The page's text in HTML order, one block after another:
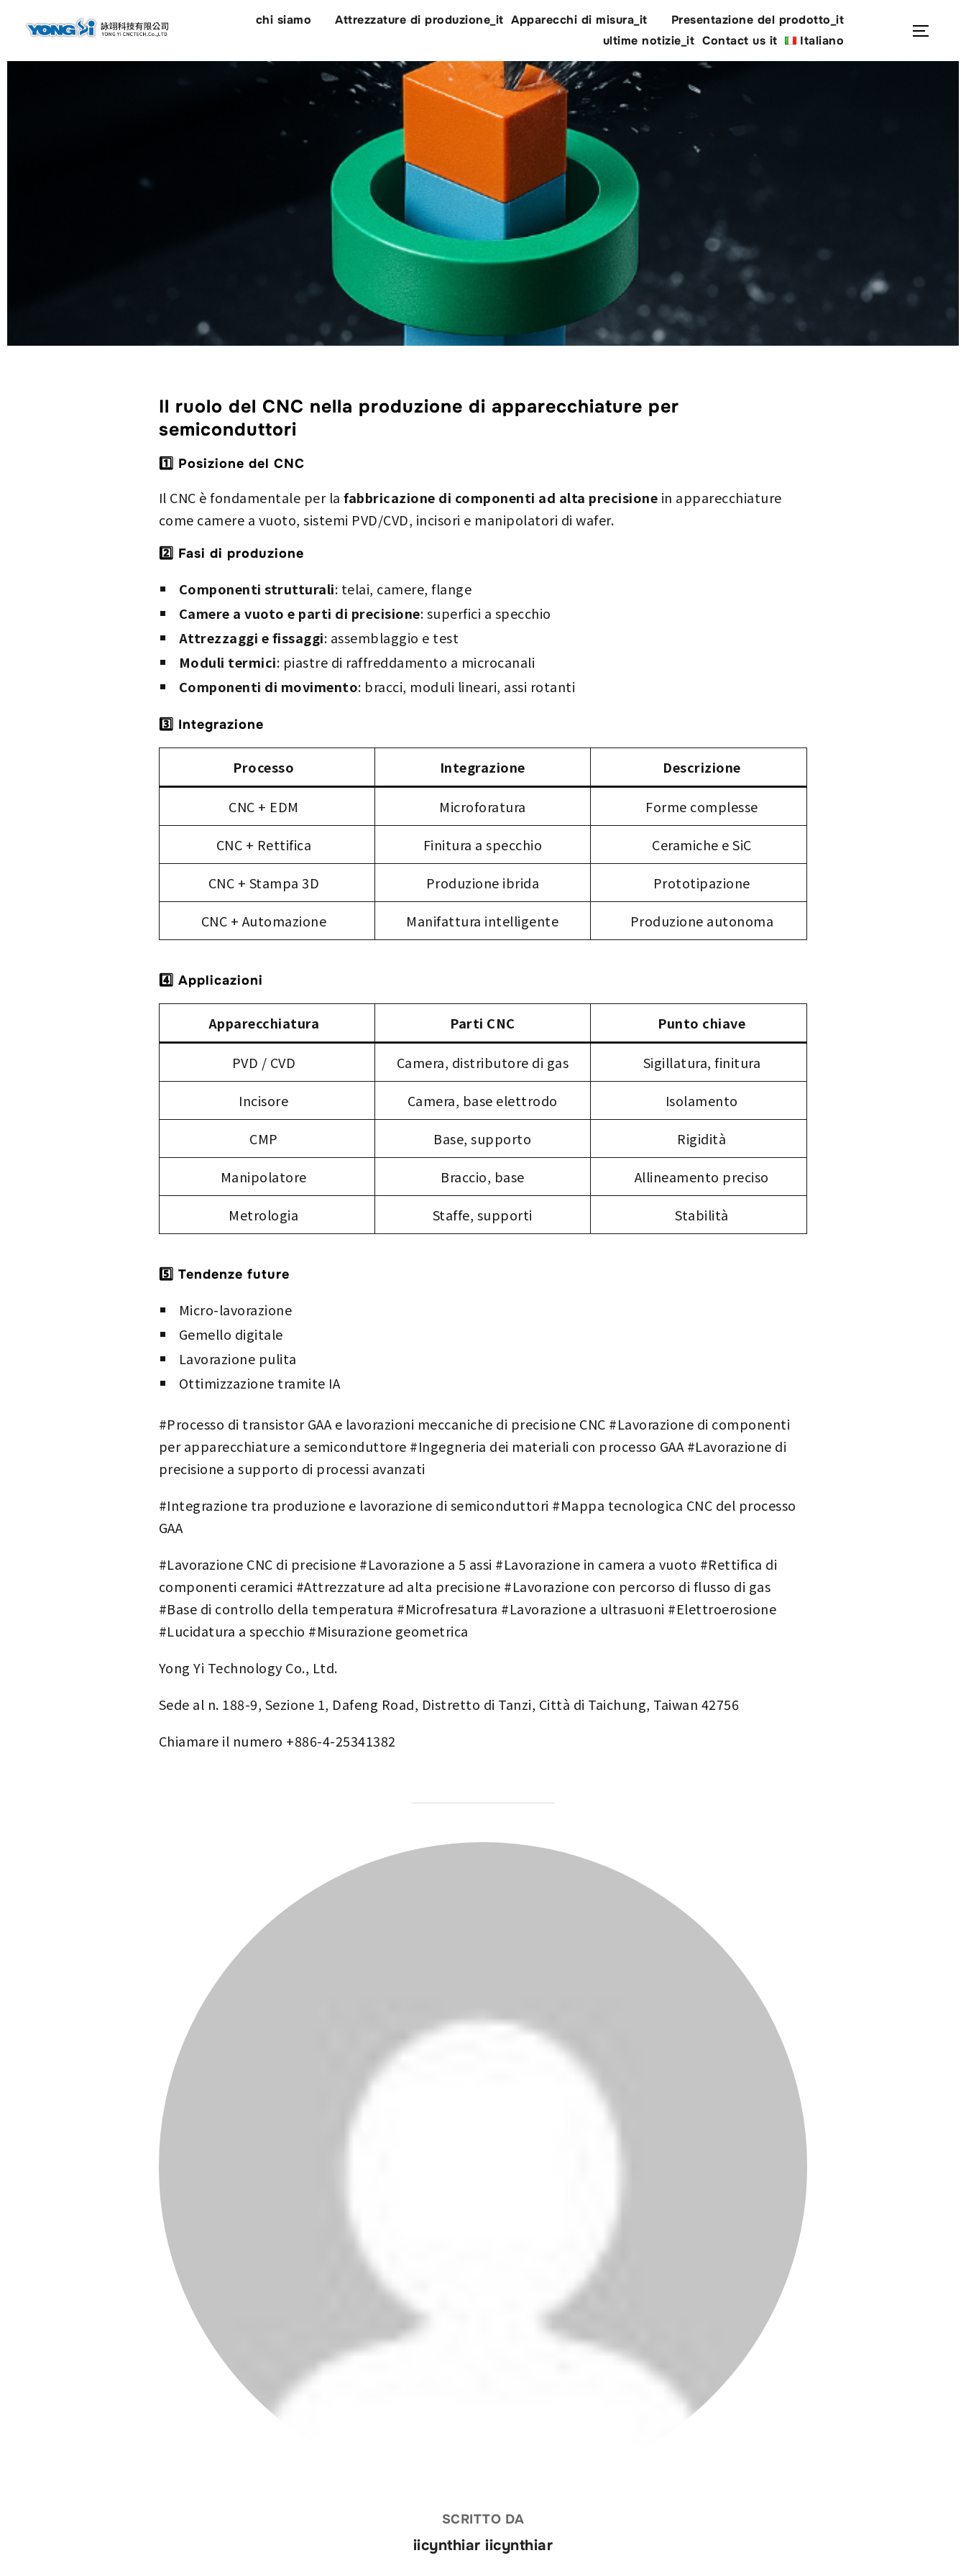
chi siamo Attrezzature di produzione_it Apparecchi di misura_it
Presentazione del prodotto_it
ultime notizie_it Contact us it Italiano Apri/
Il ruolo del CNC nella produzione di apparecchiature per
semiconduttori
1️⃣ Posizione del CNC
Il CNC è fondamentale per lafabbricazione di componenti ad alta precisione in apparecchiature
come camere a vuoto, sistemi PVD/CVD, incisori e manipolatori di wafer.
2️⃣ Fasi di produzione
Componenti strutturali: telai, camere, flange
Camere a vuoto e parti di precisione: superfici a specchio
Attrezzaggi e fissaggi: assemblaggio e test
Moduli termici: piastre di raffreddamento a microcanali
Componenti di movimento: bracci, moduli lineari, assi rotanti
3️⃣ Integrazione
Processo Integrazione Descrizione
CNC + EDM Microforatura Forme complesse
CNC + Rettifica Finitura a specchio Ceramiche e SiC
CNC + Stampa 3D Produzione ibrida Prototipazione
CNC + Automazione Manifattura intelligente Produzione autonoma
4️⃣ Applicazioni
Apparecchiatura Parti CNC Punto chiave
PVD / CVD Camera, distributore di gas Sigillatura, finitura
Incisore Camera, base elettrodo Isolamento
CMP Base, supporto Rigidità
Manipolatore Braccio, base Allineamento preciso
Metrologia Staffe, supporti Stabilità
5️⃣ Tendenze future
Micro-lavorazione
Gemello digitale
Lavorazione pulita
Ottimizzazione tramite IA
#Processo di transistor GAA e lavorazioni meccaniche di precisione CNC #Lavorazione di componenti
per apparecchiature a semiconduttore #Ingegneria dei materiali con processo GAA #Lavorazione di
precisione a supporto di processi avanzati
#Integrazione tra produzione e lavorazione di semiconduttori #Mappa tecnologica CNC del processo
GAA
#Lavorazione CNC di precisione #Lavorazione a 5 assi #Lavorazione in camera a vuoto #Rettifica di
componenti ceramici #Attrezzature ad alta precisione #Lavorazione con percorso di flusso di gas
#Base di controllo della temperatura #Microfresatura #Lavorazione a ultrasuoni #Elettroerosione
#Lucidatura a specchio #Misurazione geometrica
Yong Yi Technology Co., Ltd.
Sede al n. 188-9, Sezione 1, Dafeng Road, Distretto di Tanzi, Città di Taichung, Taiwan 42756
Chiamare il numero +886-4-25341382
AUTORE DELL'ARTICOLO
SCRITTO DA
iicynthiar iicynthiar